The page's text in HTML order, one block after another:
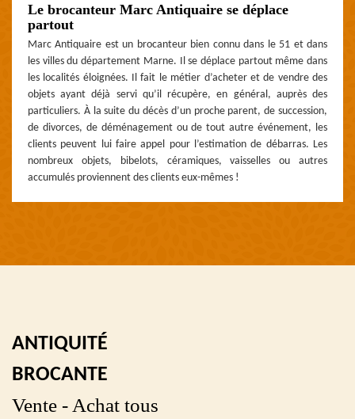
Le brocanteur Marc Antiquaire se déplace
partout
Marc Antiquaire est un brocanteur bien connu dans le 51 et dans
les villes du département Marne. Il se déplace partout même dans
les localités éloignées. Il fait le métier d’acheter et de vendre des
objets ayant déjà servi qu’il récupère, en général, auprès des
particuliers. À la suite du décès d’un proche parent, de succession,
de divorces, de déménagement ou de tout autre événement, les
clients peuvent lui faire appel pour l’estimation de débarras. Les
nombreux objets, bibelots, céramiques, vaisselles ou autres
accumulés proviennent des clients eux-mêmes !
ANTIQUITÉ
BROCANTE
Vente - Achat tous